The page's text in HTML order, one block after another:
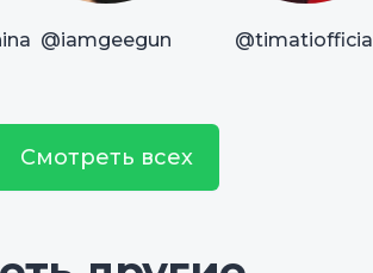
@iamgeegun
Смотреть всех